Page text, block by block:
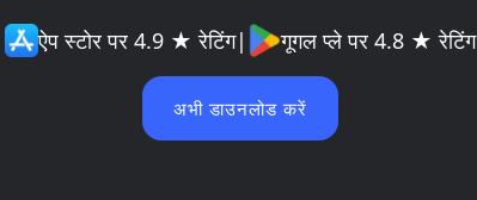
ऐप स्टोर पर 4.9 ★ रेटिंग| गूगल प्ले पर 4.8 ★ रेटिंग
अभी डाउनलोड करें